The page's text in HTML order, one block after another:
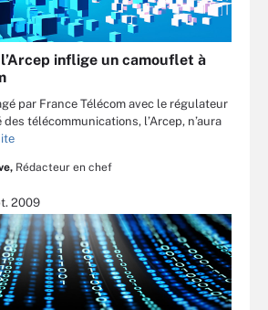
inflige un camouflet à
par France Télécom avec le régulateur
télécommunications, l’Arcep, n’aura
Rédacteur en chef
2009